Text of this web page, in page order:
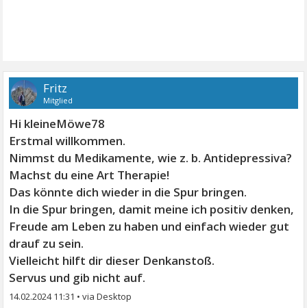
Fritz
Mitglied
Hi kleineMöwe78
Erstmal willkommen.
Nimmst du Medikamente, wie z. b. Antidepressiva?
Machst du eine Art Therapie!
Das könnte dich wieder in die Spur bringen.
In die Spur bringen, damit meine ich positiv denken,
Freude am Leben zu haben und einfach wieder gut
drauf zu sein.
Vielleicht hilft dir dieser Denkanstoß.
Servus und gib nicht auf.
14.02.2024 11:31 •